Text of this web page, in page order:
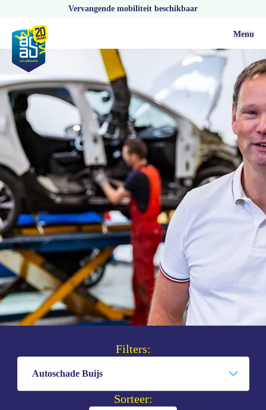
Vervangende mobiliteit beschikbaar
Menu
Filters:
Sorteer: